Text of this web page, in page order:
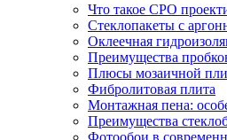
Что такое СРО
Стеклопакеты с
Оклеечная
Преимущества
Плюсы мозаичной
Фибролитовая плита
Монтажная пена:
Преимущества
Фотообои в